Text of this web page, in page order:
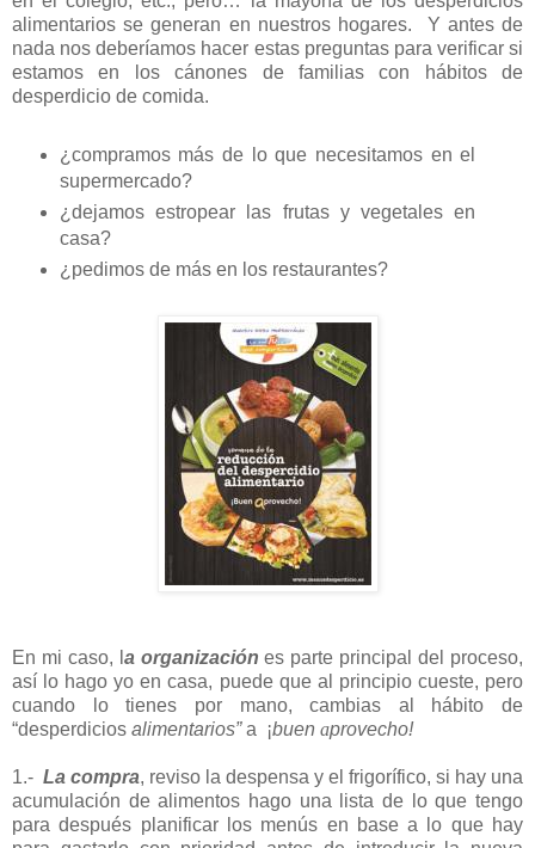
alimentarios se generan en nuestros hogares. Y antes de
nada nos deberíamos hacer estas preguntas para verificar si
estamos en los cánones de familias con hábitos de
desperdicio de comida.
¿compramos más de lo que necesitamos en el
supermercado?
¿dejamos estropear las frutas y vegetales en
casa?
¿pedimos de más en los restaurantes?
En mi caso, l a organización es parte principal del proceso,
así lo hago yo en casa, puede que al principio cueste, pero
cuando lo tienes por mano, cambias al hábito de
“desperdicios alimentarios”a ¡buen aprovecho!
1.- La compra, reviso la despensa y el frigorífico, si hay una
acumulación de alimentos hago una lista de lo que tengo
para después planificar los menús en base a lo que hay